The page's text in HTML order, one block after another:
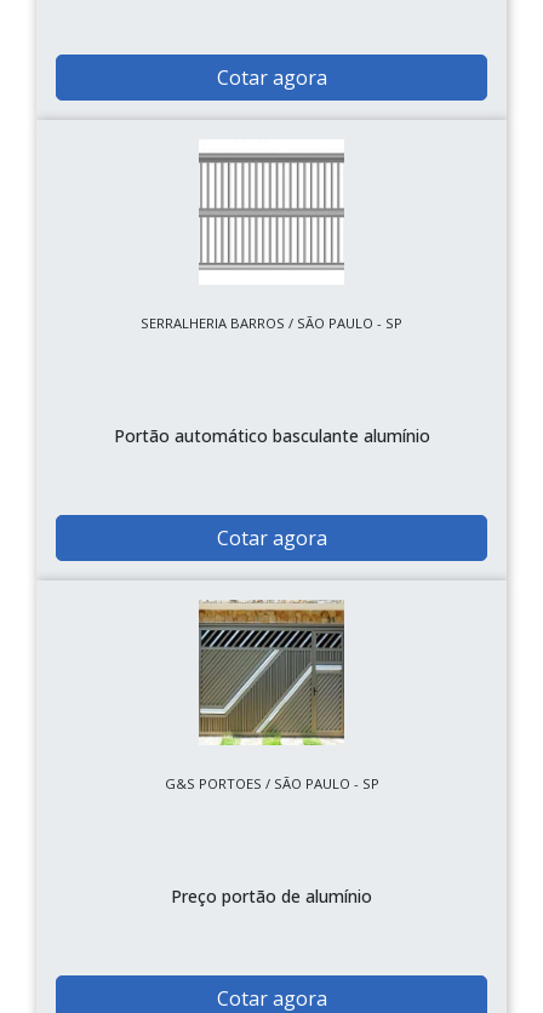
Cotar agora
SERRALHERIA BARROS / SÃO PAULO - SP
Portão automático basculante alumínio
Cotar agora
G&S PORTOES / SÃO PAULO - SP
Preço portão de alumínio
Cotar agora